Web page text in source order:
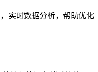
实时数据分析，帮助优化